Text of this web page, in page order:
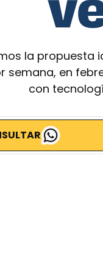
la propuesta
semana, en
con